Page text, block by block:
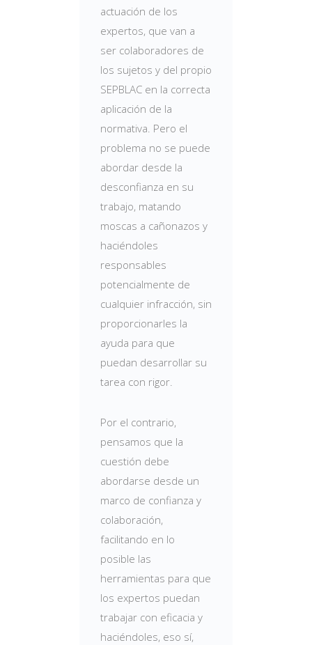
actuación de los
expertos, que van a
ser colaboradores de
los sujetos y del propio
SEPBLAC en la correcta
aplicación de la
normativa. Pero el
problema no se puede
abordar desde la
desconfianza en su
trabajo, matando
moscas a cañonazos y
haciéndoles
responsables
potencialmente de
cualquier infracción, sin
proporcionarles la
ayuda para que
puedan desarrollar su
tarea con rigor.
Por el contrario,
pensamos que la
cuestión debe
abordarse desde un
marco de confianza y
colaboración,
facilitando en lo
posible las
herramientas para que
los expertos puedan
trabajar con eficacia y
haciéndoles, eso sí,